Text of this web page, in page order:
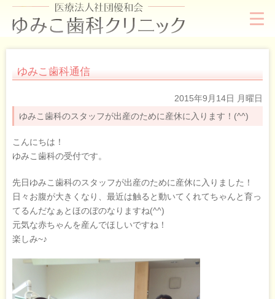
ゆみこ歯科通信
2015年9月14日 月曜日
ゆみこ歯科のスタッフが出産のために産休に入ります！(^^)
こんにちは！
ゆみこ歯科の受付です。
先日ゆみこ歯科のスタッフが出産のために産休に入りました！
日々お腹が大きくなり、最近は触ると動いてくれてちゃんと育っ
てるんだなぁとほのぼのなりますね(^^)
元気な赤ちゃんを産んでほしいですね！
楽しみ~♪